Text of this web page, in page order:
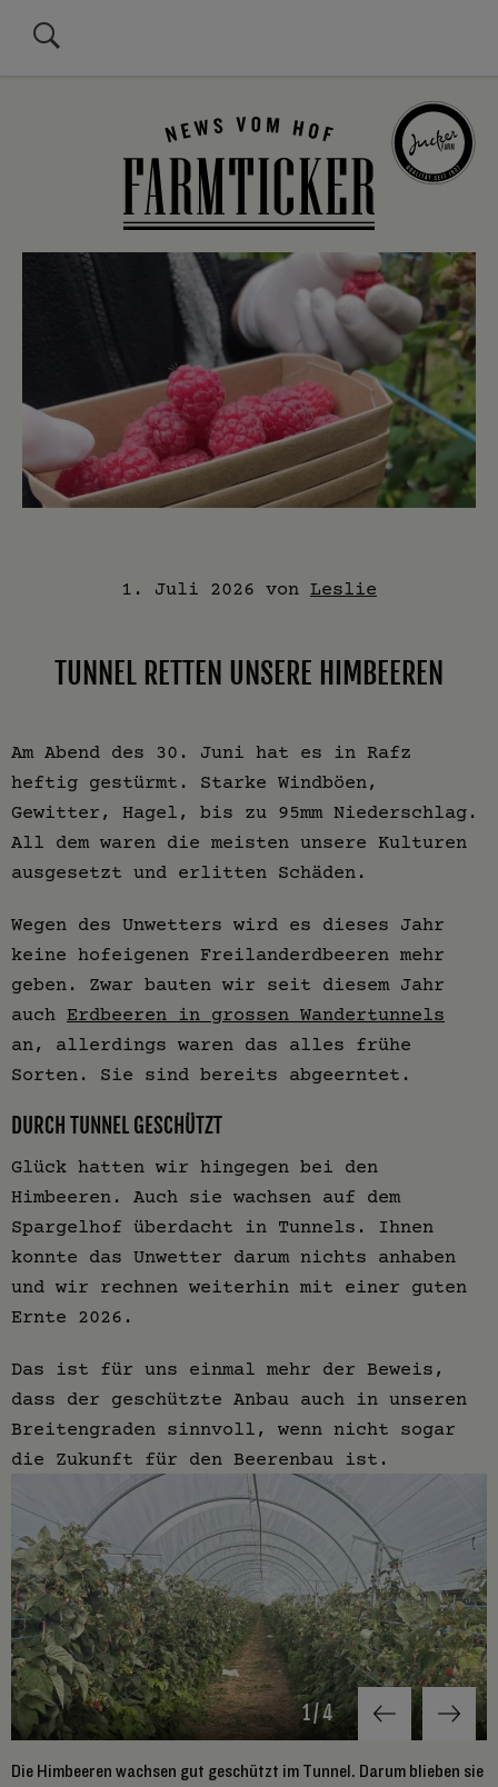
1. Juli 2026 von Leslie
TUNNEL RETTEN UNSERE HIMBEEREN
Am Abend des 30. Juni hat es in Rafz
heftig gestürmt. Starke Windböen,
Gewitter, Hagel, bis zu 95mm Niederschlag.
All dem waren die meisten unsere Kulturen
ausgesetzt und erlitten Schäden.
Wegen des Unwetters wird es dieses Jahr
keine hofeigenen Freilanderdbeeren mehr
geben. Zwar bauten wir seit diesem Jahr
auch Erdbeeren in grossen Wandertunnels
an, allerdings waren das alles frühe
Sorten. Sie sind bereits abgeerntet.
DURCH TUNNEL GESCHÜTZT
Glück hatten wir hingegen bei den
Himbeeren. Auch sie wachsen auf dem
Spargelhof überdacht in Tunnels. Ihnen
konnte das Unwetter darum nichts anhaben
und wir rechnen weiterhin mit einer guten
Ernte 2026.
Das ist für uns einmal mehr der Beweis,
dass der geschützte Anbau auch in unseren
Breitengraden sinnvoll, wenn nicht sogar
die Zukunft für den Beerenbau ist.
1/4
Die Himbeeren wachsen gut geschützt im Tunnel. Darum blieben sie